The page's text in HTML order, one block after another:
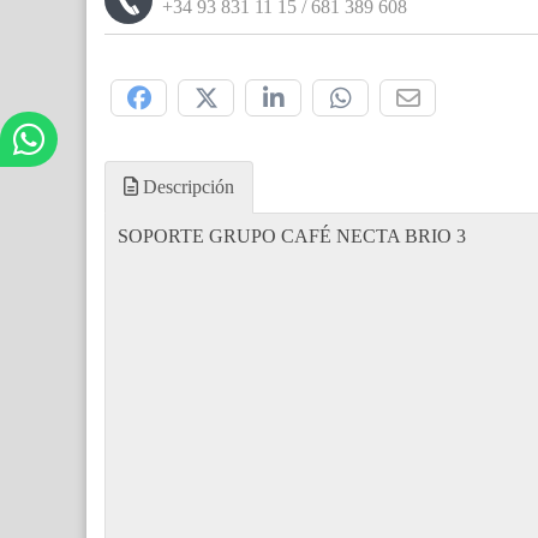
+34 93 831 11 15 / 681 389 608
Descripción
SOPORTE GRUPO CAFÉ NECTA BRIO 3